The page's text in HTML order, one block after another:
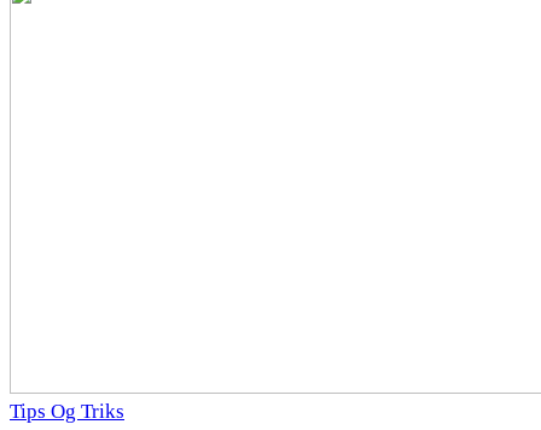
Tips Og Triks